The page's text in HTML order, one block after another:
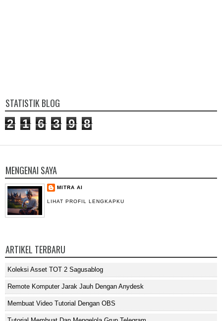
STATISTIK BLOG
2 1 6 3 9 8
MENGENAI SAYA
MITRA AI
LIHAT PROFIL LENGKAPKU
ARTIKEL TERBARU
Koleksi Asset TOT 2 Sagusablog
Remote Komputer Jarak Jauh Dengan Anydesk
Membuat Video Tutorial Dengan OBS